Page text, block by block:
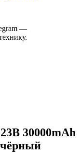
—
30000mAh
чёрный